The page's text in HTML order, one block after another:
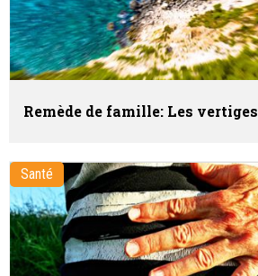
Remède de famille: Les vertiges
Santé